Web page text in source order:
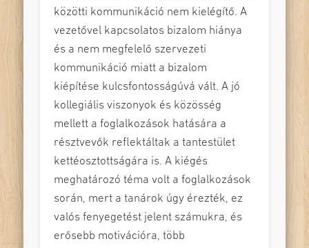
közötti kommunikáció nem kielégítő. A
vezetővel kapcsolatos bizalom hiánya
és a nem megfelelő szervezeti
kommunikáció miatt a bizalom
kiépítése kulcsfontosságúvá vált. A jó
kollegiális viszonyok és közösség
mellett a foglalkozások hatására a
résztvevők reflektáltak a tantestület
kettéosztottságára is. A kiégés
meghatározó téma volt a foglalkozások
során, mert a tanárok úgy érezték, ez
valós fenyegetést jelent számukra, és
erősebb motivációra, több